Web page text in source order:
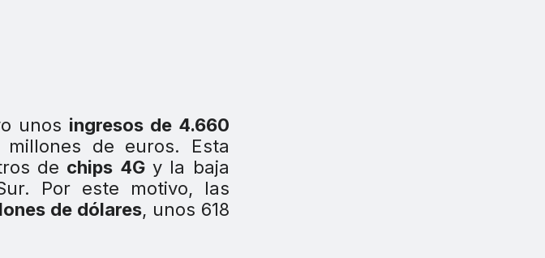
unos ingresos de 4.660
millones de euros. Esta
de chips 4Gy la baja
Por este motivo, las
de dólares, unos 618